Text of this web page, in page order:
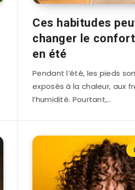
Ces habitudes
changer le
en été
Pendant l’été, les pieds
exposés à la chaleur, aux
l’humidité. Pourtant,…